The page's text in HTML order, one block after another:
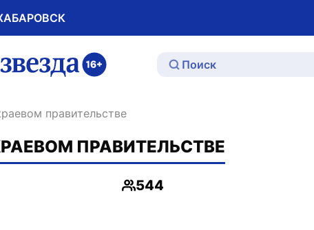
правительстве
ПРАВИТЕЛЬСТВЕ
Просмотры
544